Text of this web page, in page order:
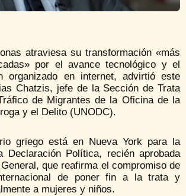
atraviesa su transformación «más
por el avance tecnológico y el
organizado en internet, advirtió este
Chatzis, jefe de la Sección de Trata
de Migrantes de la Oficina de la
y el Delito (UNODC).
griego está en Nueva York para la
Declaración Política, recién aprobada
que reafirma el compromiso de
de poner fin a la trata y
a mujeres y niños.